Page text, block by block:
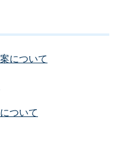
について
ついて